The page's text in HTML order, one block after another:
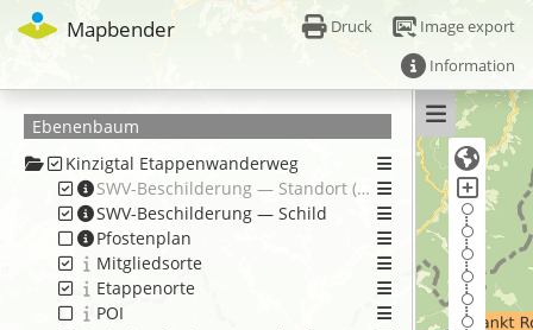
Mapbender Druck
Image export
Information
Ebenenbaum
Kinzigtal Etappenwanderweg
SWV-Beschilderung — Standort (ab Maßstab 1:20.000) Kopie
SWV-Beschilderung — Schild
Pfostenplan
Mitgliedsorte
Etappenorte
POI